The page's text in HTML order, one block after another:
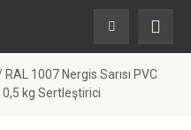
RAL 1007 Nergis Sarısı PVC
0,5 kg Sertleştirici